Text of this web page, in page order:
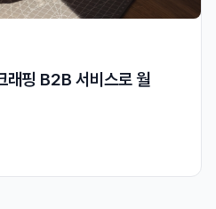
래핑 B2B 서비스로 월